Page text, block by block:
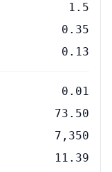
1.5
0.35
0.13
0.01
73.50
7,350
11.39